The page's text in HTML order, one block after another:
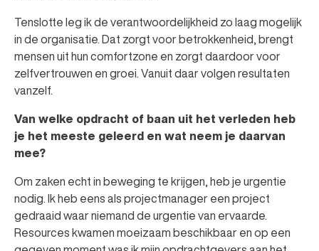
Tenslotte leg ik de verantwoordelijkheid zo laag mogelijk
in de organisatie. Dat zorgt voor betrokkenheid, brengt
mensen uit hun comfortzone en zorgt daardoor voor
zelfvertrouwen en groei. Vanuit daar volgen resultaten
vanzelf.
Van welke opdracht of baan uit het verleden heb
je het meeste geleerd en wat neem je daarvan
mee?
Om zaken echt in beweging te krijgen, heb je urgentie
nodig. Ik heb eens als projectmanager een project
gedraaid waar niemand de urgentie van ervaarde.
Resources kwamen moeizaam beschikbaar en op een